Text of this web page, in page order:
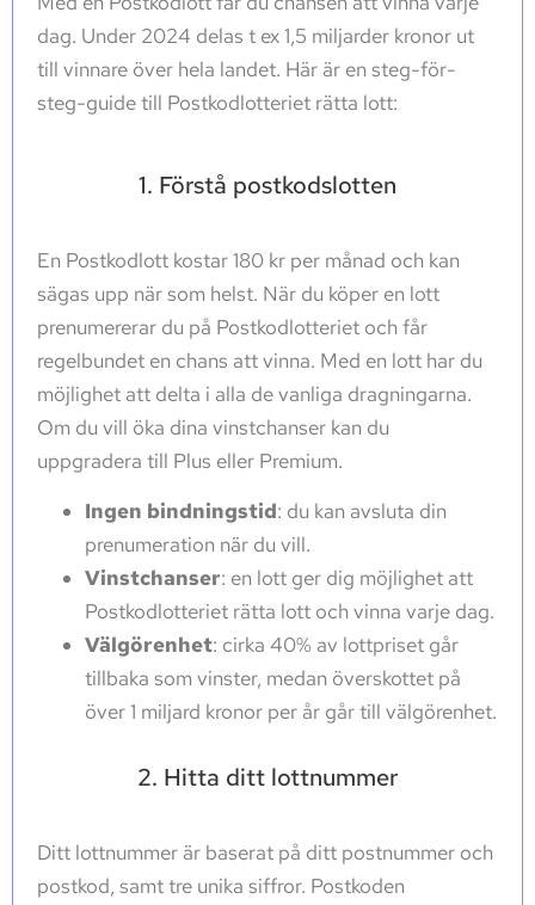
dag. Under 2024 delas t ex 1,5 miljarder kronor ut
till vinnare över hela landet. Här är en steg-för-
steg-guide till Postkodlotteriet rätta lott:
1. Förstå postkodslotten
En Postkodlott kostar 180 kr per månad och kan
sägas upp när som helst. När du köper en lott
prenumererar du på Postkodlotteriet och får
regelbundet en chans att vinna. Med en lott har du
möjlighet att delta i alla de vanliga dragningarna.
Om du vill öka dina vinstchanser kan du
uppgradera till Plus eller Premium.
Ingen bindningstid: du kan avsluta din
prenumeration när du vill.
Vinstchanser: en lott ger dig möjlighet att
Postkodlotteriet rätta lott och vinna varje dag.
Välgörenhet: cirka 40% av lottpriset går
tillbaka som vinster, medan överskottet på
över 1 miljard kronor per år går till välgörenhet.
2. Hitta ditt lottnummer
Ditt lottnummer är baserat på ditt postnummer och
postkod, samt tre unika siffror. Postkoden